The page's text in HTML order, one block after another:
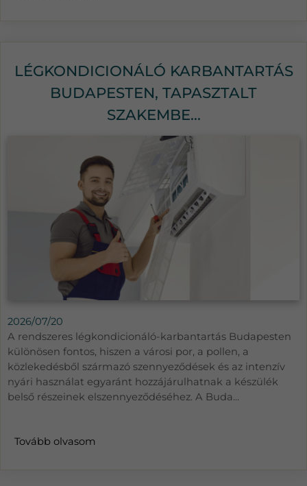
LÉGKONDICIONÁLÓ KARBANTARTÁS
BUDAPESTEN, TAPASZTALT
SZAKEMBE...
2026/07/20
A rendszeres légkondicionáló-karbantartás Budapesten
különösen fontos, hiszen a városi por, a pollen, a
közlekedésből származó szennyeződések és az intenzív
nyári használat egyaránt hozzájárulhatnak a készülék
belső részeinek elszennyeződéséhez. A Buda...
Tovább olvasom